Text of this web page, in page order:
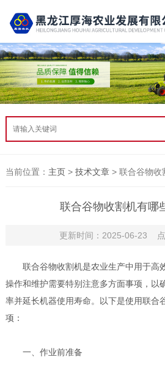
当前位置： 主页> 技术文章> 联合谷物收
联合谷物收割机有哪
更新时间：2025-06-23
联合谷物收割机是农业生产中用于高
操作和维护需要特别注意多方面事项，以
率并延长机器使用寿命。以下是使用联合
项：
一、作业前准备